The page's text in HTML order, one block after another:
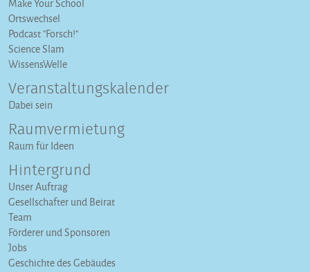
Make Your School
Ortswechsel
Podcast "Forsch!"
Science Slam
WissensWelle
Veranstaltungs­kalender
Dabei sein
Raumvermietung
Raum für Ideen
Hintergrund
Unser Auftrag
Gesellschafter und Beirat
Team
Förderer und Sponsoren
Jobs
Geschichte des Gebäudes